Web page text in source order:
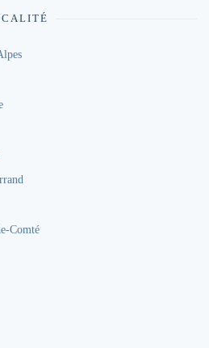
Comté